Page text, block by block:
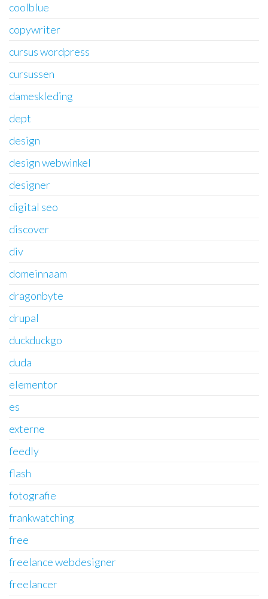
coolblue
copywriter
cursus wordpress
cursussen
dameskleding
dept
design
design webwinkel
designer
digital seo
discover
div
domeinnaam
dragonbyte
drupal
duckduckgo
duda
elementor
es
externe
feedly
flash
fotografie
frankwatching
free
freelance webdesigner
freelancer